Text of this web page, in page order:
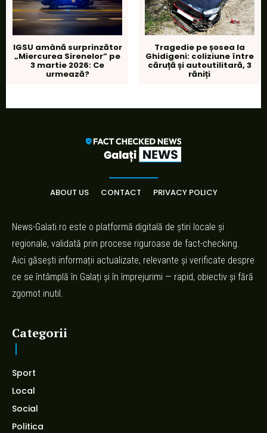
IGSU amână surprinzător
„Miercurea Sirenelor” pe
3 martie 2026: Ce
urmează?
Tragedie pe șosea la
Ghidigeni: coliziune între
căruță și autoutilitară, 3
răniți
ABOUT US CONTACT PRIVACY POLICY
News-Galati.ro este o platformă digitală de știri locale și
regionale, validată prin procese riguroase de fact-checking.
Aici găsești informații actualizate, relevante și verificate despre
ce se întâmplă în Galați și în împrejurimi — rapid, obiectiv și fără
zgomot inutil.
Categorii
Sport
Local
Social
Politica